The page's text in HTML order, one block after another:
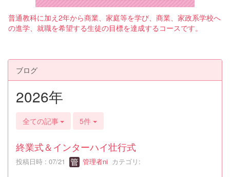
普通教科に加え2年から商業、家庭等を学び、商業、家政系学校へ
の進学、就職を希望する生徒の目標を達成するコースです。
ブログ
2026年
全ての記事 5件
終業式＆インターハイ壮行式
投稿日時 : 07/21 管理者ni カテゴリ: